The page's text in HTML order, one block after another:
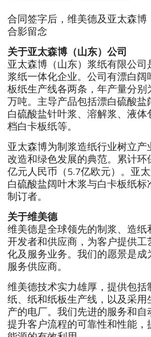
合同签字后，维美德及亚太森博
合影留念
关于亚太森博（山东）公司
亚太森博（山东）浆纸有限公司
浆纸一体化企业。公司有漂白阔
板纸生产线各两条，年产量分别
万吨。主导产品包括漂白硫酸盐
白硫酸盐针叶浆、溶解浆、液体
档白卡板纸等。
亚太森博为制浆造纸行业树立产
改造和绿色发展的典范。累计环
亿元人民币（5.7亿欧元）。亚
白硫酸盐阔叶木浆与白卡板纸标
制订者。
关于维美德
维美德是全球领先的制浆、造纸
开发者和供应商，为客户提供工
化及服务业务。我们的愿景是成
服务供应商。
维美德技术实力雄厚，提供包括
纸、纸和纸板生产线，以及采用
产的电厂。我们先进的服务和自
提升客户流程的可靠性和性能，